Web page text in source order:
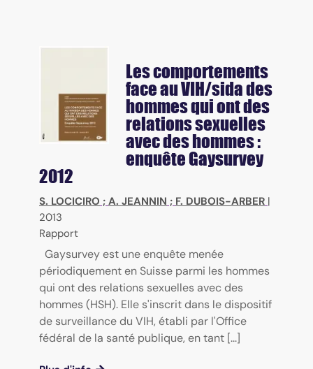
Les comportements
face au VIH/sida des
hommes qui ont des
relations sexuelles
avec des hommes :
enquête Gaysurvey
2012
S. LOCICIRO ; A. JEANNIN ; F. DUBOIS-ARBER |
2013
Rapport
Gaysurvey est une enquête menée
périodiquement en Suisse parmi les hommes
qui ont des relations sexuelles avec des
hommes (HSH). Elle s'inscrit dans le dispositif
de surveillance du VIH, établi par l'Office
fédéral de la santé publique, en tant [...]